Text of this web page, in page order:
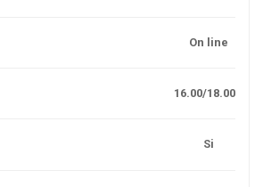
On line
16.00/18.00
Si